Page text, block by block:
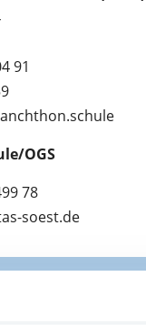
91
OGS
499 78
soest.de